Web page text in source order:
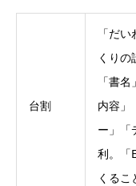
台割
「だ
くりの
「書
内容」
ー」「
利。「
くるこ